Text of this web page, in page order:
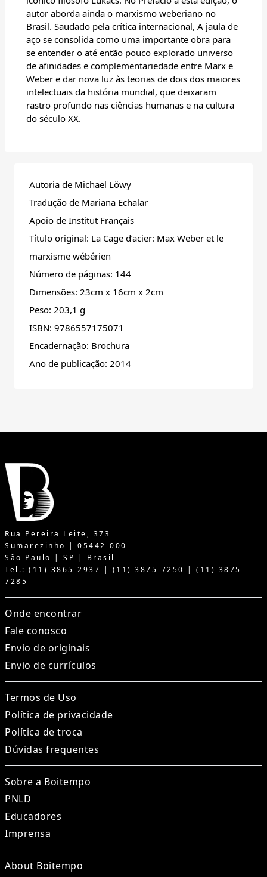
autor aborda ainda o marxismo weberiano no
Brasil. Saudado pela crítica internacional, A jaula de
aço se consolida como uma importante obra para
se entender o até então pouco explorado universo
de afinidades e complementariedade entre Marx e
Weber e dar nova luz às teorias de dois dos maiores
intelectuais da história mundial, que deixaram
rastro profundo nas ciências humanas e na cultura
do século XX.
Autoria de Michael Löwy
Tradução de Mariana Echalar
Apoio de Institut Français
Título original: La Cage d’acier: Max Weber et le
marxisme wébérien
Número de páginas: 144
Dimensões: 23cm x 16cm x 2cm
Peso: 203,1 g
ISBN: 9786557175071
Encadernação: Brochura
Ano de publicação: 2014
Rua Pereira Leite, 373
Sumarezinho | 05442-000
São Paulo | SP | Brasil
Tel.: (11) 3865-2937 | (11) 3875-7250 | (11) 3875-
7285
Onde encontrar
Fale conosco
Envio de originais
Envio de currículos
Termos de Uso
Política de privacidade
Política de troca
Dúvidas frequentes
Sobre a Boitempo
PNLD
Educadores
Imprensa
About Boitempo